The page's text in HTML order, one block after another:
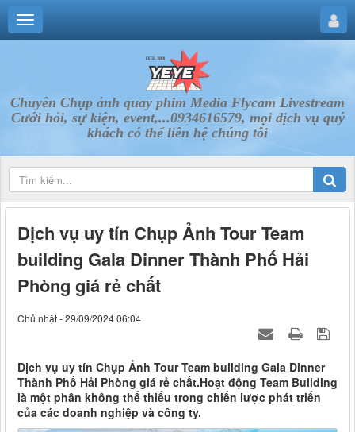
Chuyên Chụp ảnh quay phim Media Flycam Livestream
Cưới hỏi, sự kiện, event,...0934616579, mọi dịch vụ quý
khách có thể liên hệ chúng tôi
Dịch vụ uy tín Chụp Ảnh Tour Team
building Gala Dinner Thành Phố Hải
Phòng giá rẻ chất
Chủ nhật - 29/09/2024 06:04
Dịch vụ uy tín Chụp Ảnh Tour Team building Gala Dinner
Thành Phố Hải Phòng giá rẻ chất.Hoạt động Team Building
là một phần không thể thiếu trong chiến lược phát triển
của các doanh nghiệp và công ty.